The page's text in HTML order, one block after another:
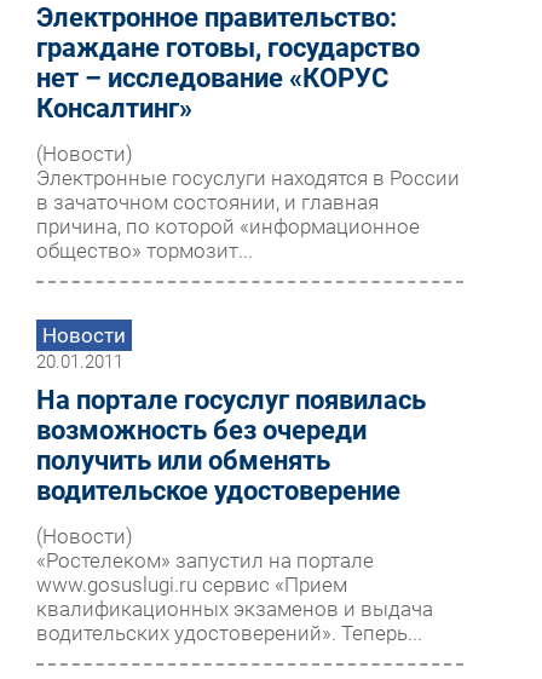
Электронное правительство:
граждане готовы, государство
нет – исследование «КОРУС
Консалтинг»
(Новости)
Электронные госуслуги находятся в России
в зачаточном состоянии, и главная
причина, по которой «информационное
общество» тормозит...
Новости
20.01.2011
На портале госуслуг появилась
возможность без очереди
получить или обменять
водительское удостоверение
(Новости)
«Ростелеком» запустил на портале
www.gosuslugi.ru сервис «Прием
квалификационных экзаменов и выдача
водительских удостоверений». Теперь...